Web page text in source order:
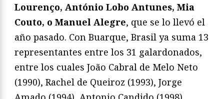
Lourenço, António Lobo Antunes, Mia
Couto, o Manuel Alegre, que se lo llevó el
año pasado. Con Buarque, Brasil ya suma 13
representantes entre los 31 galardonados,
entre los cuales João Cabral de Melo Neto
(1990), Rachel de Queiroz (1993), Jorge